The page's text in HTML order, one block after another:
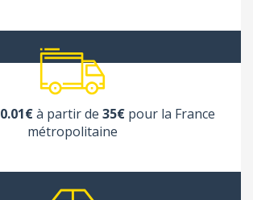
0.01€à partir de 35€pour la France
métropolitaine